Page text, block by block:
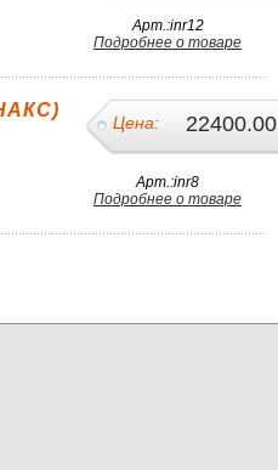
Арт.:inr12
Подробнее о товаре
Цена: 22400.00
Арт.:inr8
Подробнее о товаре